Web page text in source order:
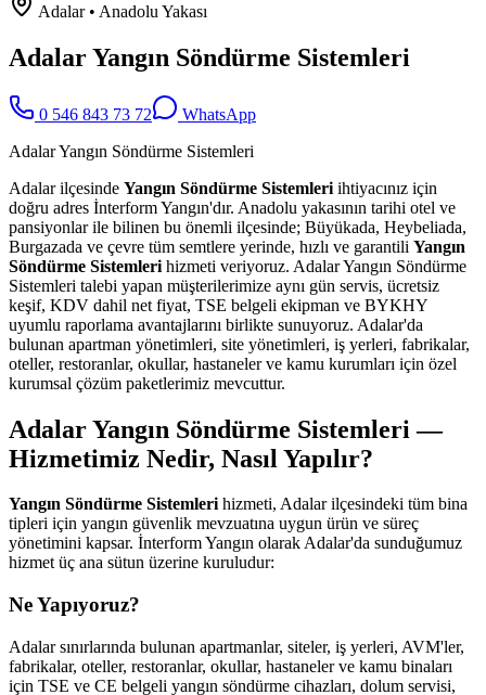
Adalar• Anadolu Yakası
Adalar Yangın Söndürme Sistemleri
0 546 843 73 72
WhatsApp
Adalar Yangın Söndürme Sistemleri
Adalar ilçesinde Yangın Söndürme Sistemleri ihtiyacınız için
doğru adres İnterform Yangın'dır. Anadolu yakasının tarihi otel ve
pansiyonlar ile bilinen bu önemli ilçesinde; Büyükada, Heybeliada,
Burgazada ve çevre tüm semtlere yerinde, hızlı ve garantili Yangın
Söndürme Sistemleri hizmeti veriyoruz. Adalar Yangın Söndürme
Sistemleri talebi yapan müşterilerimize aynı gün servis, ücretsiz
keşif, KDV dahil net fiyat, TSE belgeli ekipman ve BYKHY
uyumlu raporlama avantajlarını birlikte sunuyoruz. Adalar'da
bulunan apartman yönetimleri, site yönetimleri, iş yerleri, fabrikalar,
oteller, restoranlar, okullar, hastaneler ve kamu kurumları için özel
kurumsal çözüm paketlerimiz mevcuttur.
Adalar Yangın Söndürme Sistemleri —
Hizmetimiz Nedir, Nasıl Yapılır?
Yangın Söndürme Sistemlerihizmeti, Adalar ilçesindeki tüm bina
tipleri için yangın güvenlik mevzuatına uygun ürün ve süreç
yönetimini kapsar. İnterform Yangın olarak Adalar'da sunduğumuz
hizmet üç ana sütun üzerine kuruludur:
Ne Yapıyoruz?
Adalar sınırlarında bulunan apartmanlar, siteler, iş yerleri, AVM'ler,
fabrikalar, oteller, restoranlar, okullar, hastaneler ve kamu binaları
için TSE ve CE belgeli yangın söndürme cihazları, dolum servisi,